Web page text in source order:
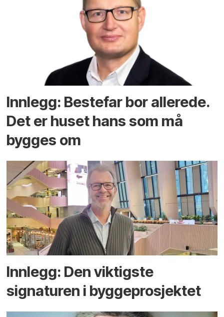
Innlegg: Bestefar bor allerede.
Det er huset hans som må
bygges om
Innlegg: Den viktigste
signaturen i bygge­­prosjektet